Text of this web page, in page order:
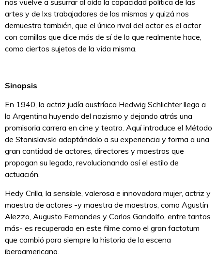
nos vuelve a susurrar al oído la capacidad política de las
artes y de lxs trabajadores de las mismas y quizá nos
demuestra también, que el único rival del actor es el actor
con comillas que dice más de sí de lo que realmente hace,
como ciertos sujetos de la vida misma.
Sinopsis
En 1940, la actriz judía austríaca Hedwig Schlichter llega a
la Argentina huyendo del nazismo y dejando atrás una
promisoria carrera en cine y teatro. Aquí introduce el Método
de Stanislavski adaptándolo a su experiencia y forma a una
gran cantidad de actores, directores y maestros que
propagan su legado, revolucionando así el estilo de
actuación.
Hedy Crilla, la sensible, valerosa e innovadora mujer, actriz y
maestra de actores -y maestra de maestros, como Agustín
Alezzo, Augusto Fernandes y Carlos Gandolfo, entre tantos
más- es recuperada en este filme como el gran factotum
que cambió para siempre la historia de la escena
iberoamericana.